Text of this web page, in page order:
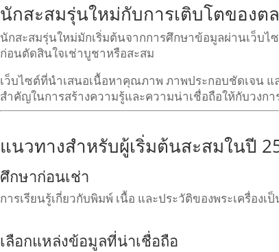
นักสะสมรุ่นใหม่กับการเติบโตของต
นักสะสมรุ่นใหม่มักเริ่มต้นจากการศึกษาข้อมูลผ่านเว็บ
ก่อนตัดสินใจเช่าบูชาหรือสะสม
เว็บไซต์ที่นำเสนอเนื้อหาคุณภาพ ภาพประกอบชัดเจน
สำคัญในการสร้างความรู้และความน่าเชื่อถือให้กับวงกา
แนวทางสำหรับผู้เริ่มต้นสะสมในปี
ศึกษาก่อนเช่า
การเรียนรู้เกี่ยวกับพิมพ์ เนื้อ และประวัติของพระเครื่อง
เลือกแหล่งข้อมูลที่น่าเชื่อถือ